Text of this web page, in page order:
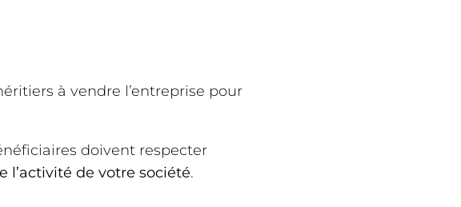
à vendre l’entreprise pour
doivent respecter
l’activité de votre société.